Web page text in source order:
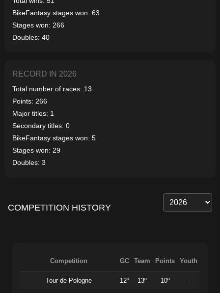
BikeFantasy stages won: 63
Stages won: 266
Doubles: 40
RECORD IN 2026
Total number of races: 13
Points: 266
Major titles: 1
Secondary titles: 0
BikeFantasy stages won: 5
Stages won: 29
Doubles: 3
COMPETITION HISTORY
Competition GC Team Points Youth
Tour de Pologne 12º 13º 10º -